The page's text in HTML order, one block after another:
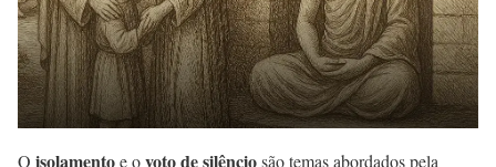
O isolamentoe ovoto de silênciosão temas abordados pela